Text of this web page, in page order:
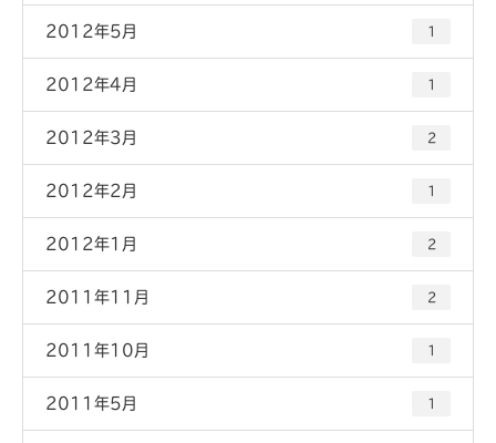
2012年5月 1
2012年4月 1
2012年3月 2
2012年2月 1
2012年1月 2
2011年11月 2
2011年10月 1
2011年5月 1